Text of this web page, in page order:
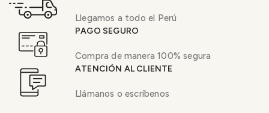
Llegamos a todo el Perú
PAGO SEGURO
Compra de manera 100% segura
ATENCIÓN AL CLIENTE
Llámanos o escríbenos